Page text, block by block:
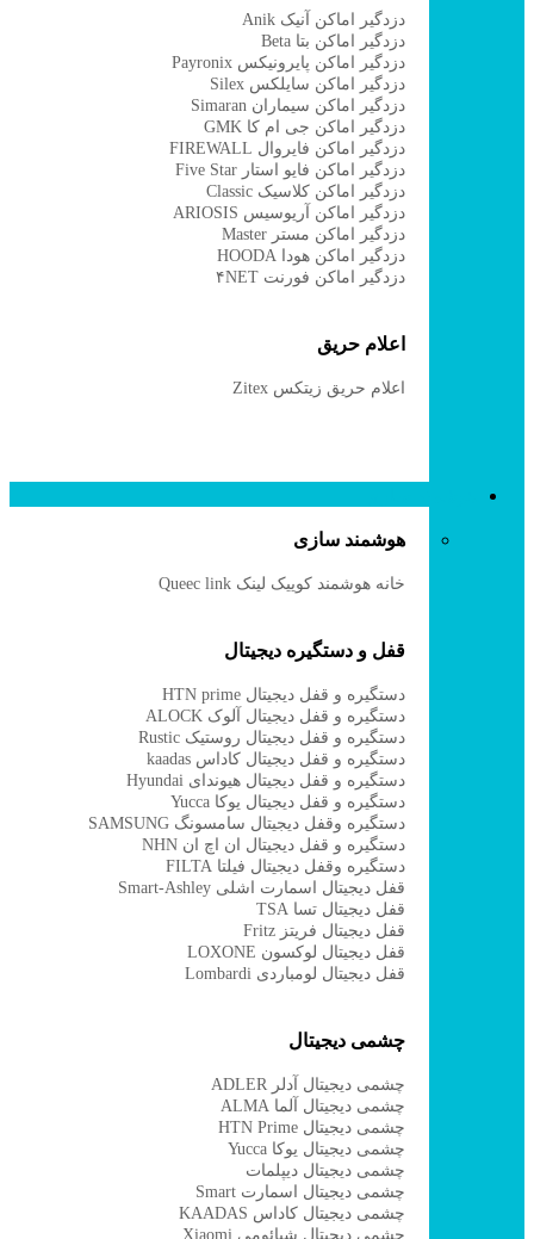
دزدگیر اماکن آنیک Anik
دزدگیر اماکن بتا Beta
دزدگیر اماکن پایرونیکس Payronix
دزدگیر اماکن سایلکس Silex
دزدگیر اماکن سیماران Simaran
دزدگیر اماکن جی ام کا GMK
دزدگیر اماکن فایروال FIREWALL
دزدگیر اماکن فایو استار Five Star
دزدگیر اماکن کلاسیک Classic
دزدگیر اماکن آریوسیس ARIOSIS
دزدگیر اماکن مستر Master
دزدگیر اماکن هودا HOODA
دزدگیر اماکن فورنت ۴NET
اعلام حریق
اعلام حریق زیتکس Zitex
هوشمند سازی
خانه هوشمند کوییک لینک Queec link
قفل و دستگیره دیجیتال
دستگیره و قفل دیجیتال HTN prime
دستگیره و قفل دیجیتال آلوک ALOCK
دستگیره و قفل دیجیتال روستیک Rustic
دستگیره و قفل دیجیتال کاداس kaadas
دستگیره و قفل دیجیتال هیوندای Hyundai
دستگیره و قفل دیجیتال یوکا Yucca
دستگیره وقفل دیجیتال سامسونگ SAMSUNG
دستگیره و قفل دیجیتال ان اچ ان NHN
دستگیره وقفل دیجیتال فیلتا FILTA
قفل دیجیتال اسمارت اشلی Smart-Ashley
قفل دیجیتال تسا TSA
قفل دیجیتال فریتز Fritz
قفل دیجیتال لوکسون LOXONE
قفل دیجیتال لومباردی Lombardi
چشمی دیجیتال
چشمی دیجیتال آدلر ADLER
چشمی دیجیتال آلما ALMA
چشمی دیجیتال HTN Prime
چشمی دیجیتال یوکا Yucca
چشمی دیجیتال دیپلمات
چشمی دیجیتال اسمارت Smart
چشمی دیجیتال کاداس KAADAS
چشمی دیجیتال شیائومی Xiaomi